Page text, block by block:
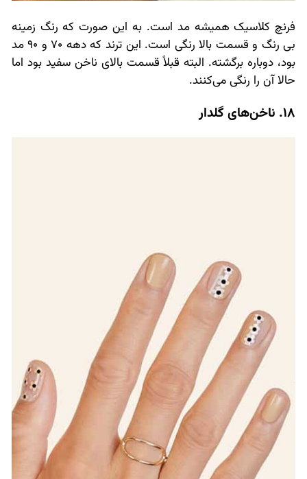
فرنچ کلاسیک همیشه مد است. به این صورت که رنگ زمینه
بی رنگ و قسمت بالا رنگی است. این ترند که دهه 70 و 90 مد
بود، دوباره برگشته. البته قبلاً قسمت بالای ناخن سفید بود اما
حالا آن را رنگی می‌کنند.
18. ناخن‌های گلدار